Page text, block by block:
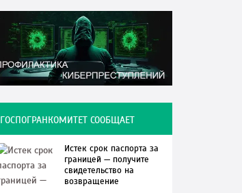
ГОСПОГРАНКОМИТЕТ СООБЩАЕТ
Истек срок паспорта за
границей — получите
свидетельство на
возвращение